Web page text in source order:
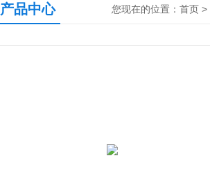
产品中心 您现在的位置： 首页 >